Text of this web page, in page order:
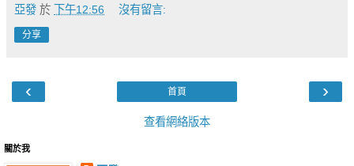
亞發 於 下午12:56 沒有留言:
分享
‹ ›
首頁
查看網絡版本
關於我